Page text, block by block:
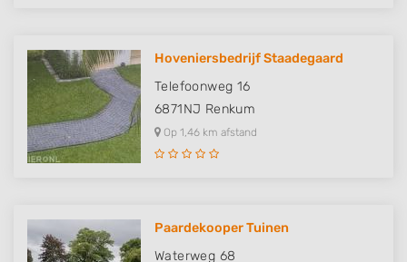
Hoveniersbedrijf Staadegaard
Telefoonweg 16
6871NJ Renkum
Op 1,46 km afstand
Paardekooper Tuinen
Waterweg 68